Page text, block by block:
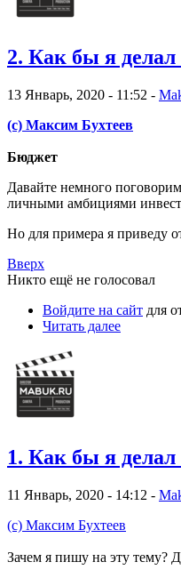
2. Как бы я
13 Январь, 2020 - 11:52 -
(с) Максим Бухтеев
Бюджет
Давайте немного
личными амбициями
Но для примера я приведу
Вверх
Никто ещё не голосовал
Войдите на сайт для
Читать далее
1. Как бы я
11 Январь, 2020 - 14:12 -
(с) Максим Бухтеев
Зачем я пишу на эту тему?